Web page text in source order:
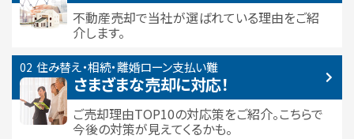
不動産売却で当社が選ばれている理由をご紹
介します。
住み替え・相続・離婚ローン支払い難
さまざまな売却に対応！
ご売却理由TOP10の対応策をご紹介。こちらで
今後の対策が見えてくるかも。